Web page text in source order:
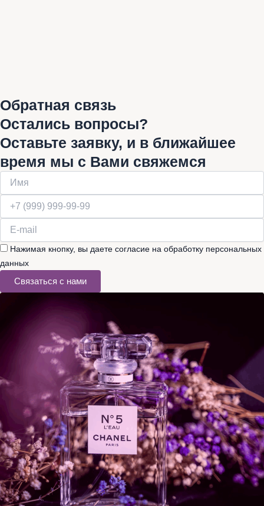
Обратная связь
Остались вопросы?
Оставьте заявку, и в ближайшее
время мы с Вами свяжемся
Нажимая кнопку, вы даете согласие на обработку персональных
данных
Связаться с нами